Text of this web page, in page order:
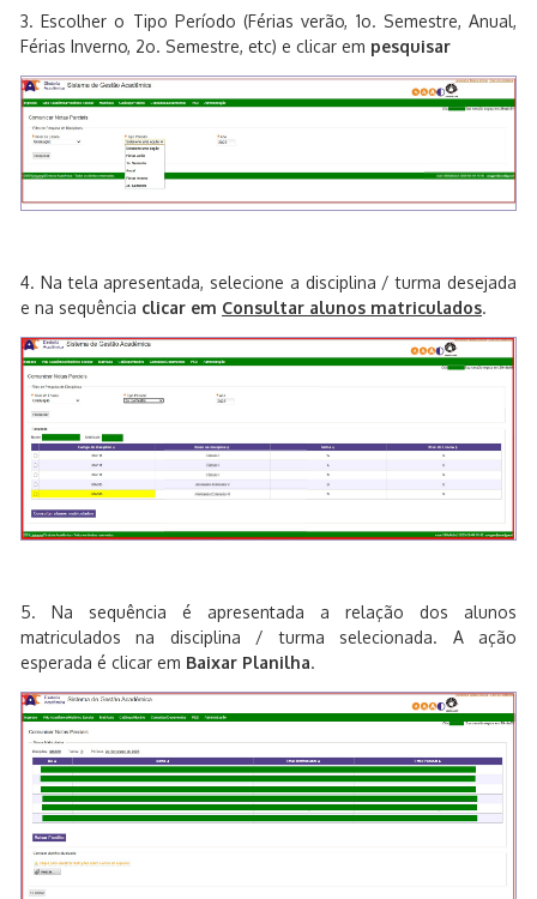
3. Escolher o Tipo Período (Férias verão, 1o. Semestre, Anual,
Férias Inverno, 2o. Semestre, etc) e clicar em pesquisar
4. Na tela apresentada, selecione a disciplina / turma desejada
e na sequência clicar em Consultar alunos matriculados.
5. Na sequência é apresentada a relação dos alunos
matriculados na disciplina / turma selecionada. A ação
esperada é clicar em Baixar Planilha.